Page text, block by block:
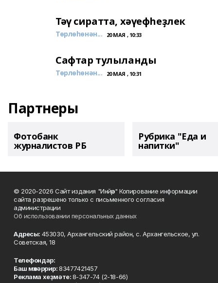
Тәү сиратта, хәүефһеҙлек
Төрлөһөнән... 20 МАЯ , 10:33
Сафтар тулыланды
Төрлөһөнән... 20 МАЯ , 10:31
Партнеры
Фотобанк
журналистов РБ
Рубрика "Еда и
напитки"
© 2020-2026 Сайт издания "Инйәр" Копирование информации
сайта разрешено только с письменного согласия
администрации
Об использовании персональных данных
Адресы: 453030, Архангельский район, с. Архангельское, ул.
Советская, 18
Телефондар:
Баш мөхәррир:83477421457
Реклама хеҙмәте:8-347-74 (2-18-66)